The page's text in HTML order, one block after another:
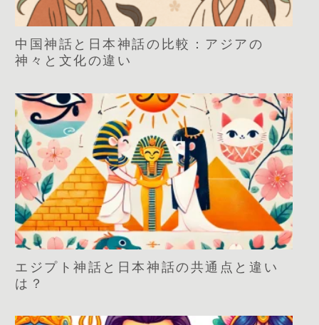
中国神話と日本神話の比較：アジアの
神々と文化の違い
エジプト神話と日本神話の共通点と違い
は？